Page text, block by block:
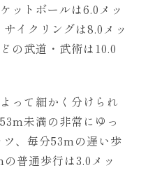
ットボールは6.0メッ
イクリングは8.0メッ
の武道・武術は10.0
って細かく分けられ
未満の非常にゆっ
ツ、毎分53mの遅い歩
普通歩行は3.0メッ